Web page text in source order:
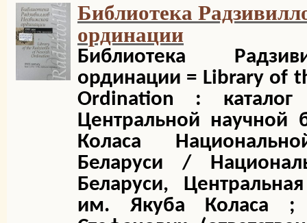
Библиотека
ординации
Библиотека
ординации = Library of
Ordination :
Центральной научной
Коласа
Беларуси /
Беларуси,
им. Якуба Коласа ;